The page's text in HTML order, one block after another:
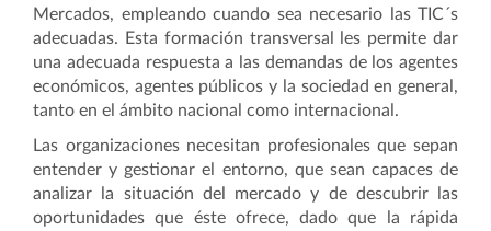
Mercados, empleando cuando sea necesario las TIC´s
adecuadas. Esta formación transversal les permite dar
una adecuada respuesta a las demandas de los agentes
económicos, agentes públicos y la sociedad en general,
tanto en el ámbito nacional como internacional.
Las organizaciones necesitan profesionales que sepan
entender y gestionar el entorno, que sean capaces de
analizar la situación del mercado y de descubrir las
oportunidades que éste ofrece, dado que la rápida